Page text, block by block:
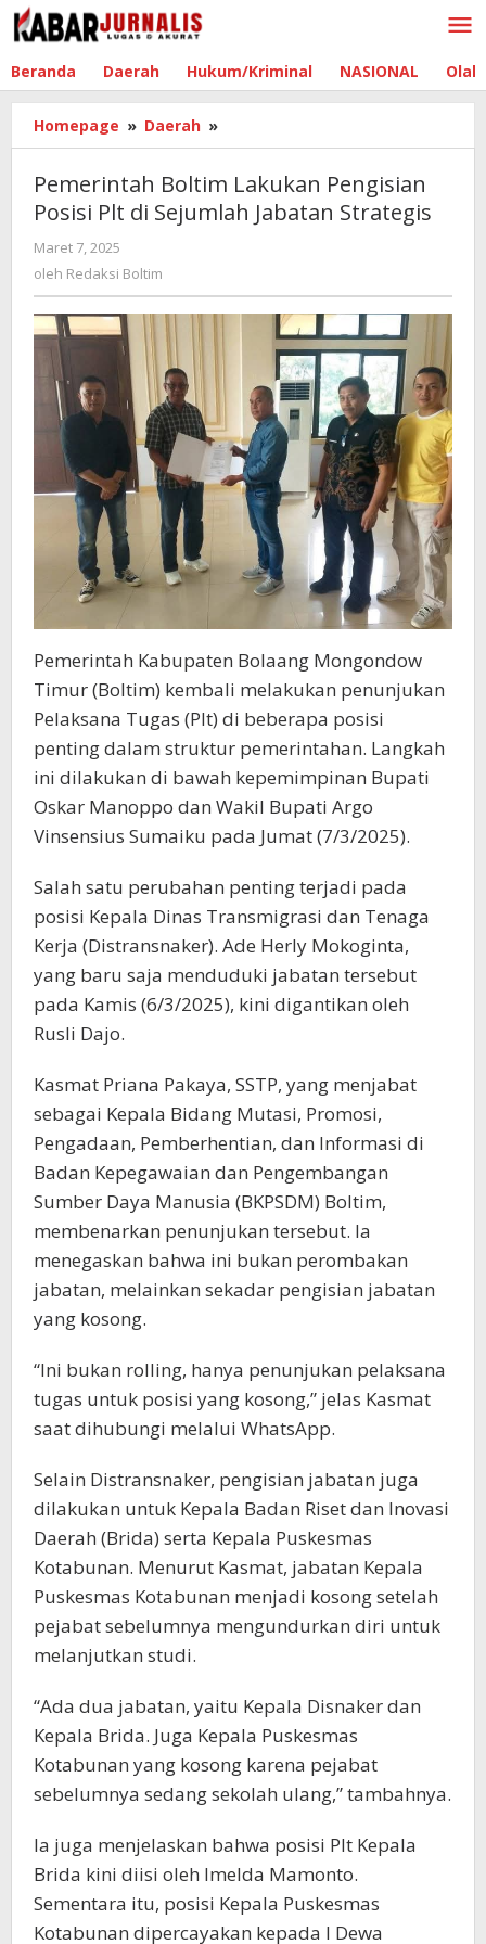
Lewati
ke
Beranda Daerah Hukum/Kriminal NASIONAL
Homepage » Daerah »
Boltim
Lakukan
Pengisian
Posisi
Strategis
Pemerintah Boltim Lakukan Pengisian
Posisi Plt di Sejumlah Jabatan Strategis
Maret 7, 2025
Redaksi
oleh Redaksi Boltim
Pemerintah Kabupaten Bolaang Mongondow
Timur (Boltim) kembali melakukan penunjukan
Pelaksana Tugas (Plt) di beberapa posisi
penting dalam struktur pemerintahan. Langkah
ini dilakukan di bawah kepemimpinan Bupati
Oskar Manoppo dan Wakil Bupati Argo
Vinsensius Sumaiku pada Jumat (7/3/2025).
Salah satu perubahan penting terjadi pada
posisi Kepala Dinas Transmigrasi dan Tenaga
Kerja (Distransnaker). Ade Herly Mokoginta,
yang baru saja menduduki jabatan tersebut
pada Kamis (6/3/2025), kini digantikan oleh
Rusli Dajo.
Kasmat Priana Pakaya, SSTP, yang menjabat
sebagai Kepala Bidang Mutasi, Promosi,
Pengadaan, Pemberhentian, dan Informasi di
Badan Kepegawaian dan Pengembangan
Sumber Daya Manusia (BKPSDM) Boltim,
membenarkan penunjukan tersebut. Ia
menegaskan bahwa ini bukan perombakan
jabatan, melainkan sekadar pengisian jabatan
yang kosong.
“Ini bukan rolling, hanya penunjukan pelaksana
tugas untuk posisi yang kosong,” jelas Kasmat
saat dihubungi melalui WhatsApp.
Selain Distransnaker, pengisian jabatan juga
dilakukan untuk Kepala Badan Riset dan Inovasi
Daerah (Brida) serta Kepala Puskesmas
Kotabunan. Menurut Kasmat, jabatan Kepala
Puskesmas Kotabunan menjadi kosong setelah
pejabat sebelumnya mengundurkan diri untuk
melanjutkan studi.
“Ada dua jabatan, yaitu Kepala Disnaker dan
Kepala Brida. Juga Kepala Puskesmas
Kotabunan yang kosong karena pejabat
sebelumnya sedang sekolah ulang,” tambahnya.
Ia juga menjelaskan bahwa posisi Plt Kepala
Brida kini diisi oleh Imelda Mamonto.
Sementara itu, posisi Kepala Puskesmas
Kotabunan dipercayakan kepada I Dewa